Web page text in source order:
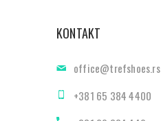
KONTAKT
office@trefshoes.rs
+381 65 384 4400